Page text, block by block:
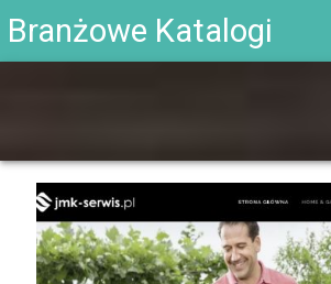
Branżowe Katalogi